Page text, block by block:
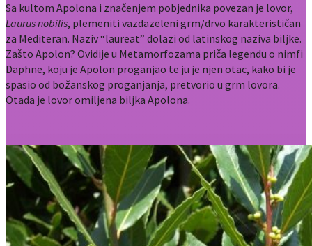
Sa kultom Apolona i značenjem pobjednika povezan je lovor,
Laurus nobilis, plemeniti vazdazeleni grm/drvo karakterističan
za Mediteran. Naziv “laureat” dolazi od latinskog naziva biljke.
Zašto Apolon? Ovidije u Metamorfozama priča legendu o nimfi
Daphne, koju je Apolon proganjao te ju je njen otac, kako bi je
spasio od božanskog proganjanja, pretvorio u grm lovora.
Otada je lovor omiljena biljka Apolona.